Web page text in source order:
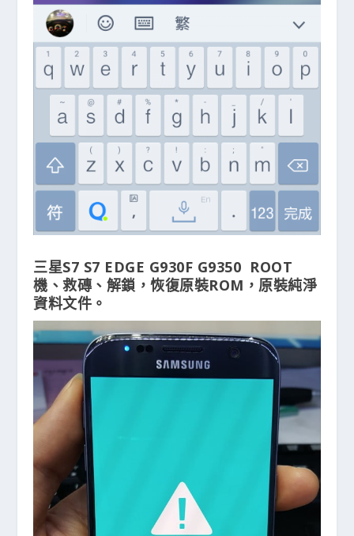
三星S7 S7 EDGE G930F G9350 ROOT
機、救磚、解鎖，恢復原裝ROM，原裝純淨
資料文件。